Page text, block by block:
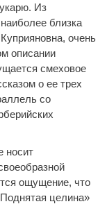
Из
близка
очень
описании
смеховое
о ее трех
со
носит
ощущение, что
целина»